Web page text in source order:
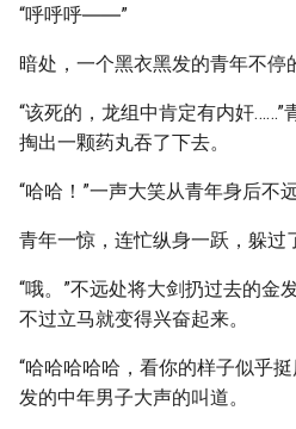
“呼呼呼――”
暗处，一个黑衣黑发的青年不停
“该死的，龙组中肯定有内奸……”
掏出一颗药丸吞了下去。
“哈哈！”一声大笑从青年身后不
青年一惊，连忙纵身一跃，躲过
“哦。”不远处将大剑扔过去的金
不过立马就变得兴奋起来。
“哈哈哈哈哈，看你的样子似乎
发的中年男子大声的叫道。